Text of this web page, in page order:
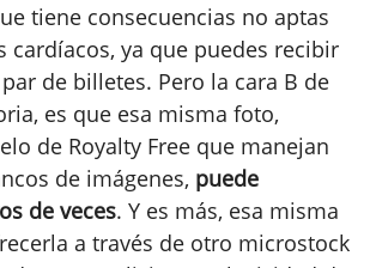
tiene consecuencias no aptas
cardíacos, ya que puedes recibir
de billetes. Pero la cara B de
es que esa misma foto,
de Royalty Free que manejan
de imágenes, puede
de veces. Y es más, esa misma
a través de otro microstock